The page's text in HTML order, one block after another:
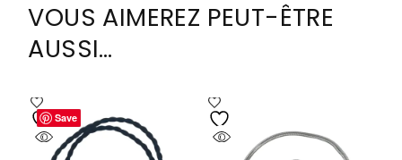
VOUS AIMEREZ PEUT-ÊTRE
AUSSI…
Save
Save